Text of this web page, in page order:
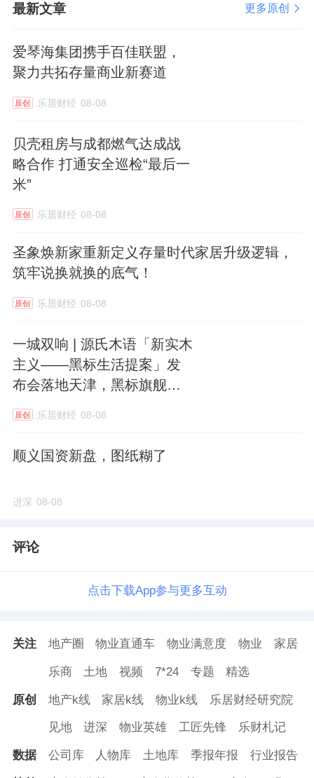
最新文章 更多原创
爱琴海集团携手百佳联盟，
聚力共拓存量商业新赛道
原创 乐居财经 08-08
贝壳租房与成都燃气达成战
略合作 打通安全巡检“最后一
米”
原创 乐居财经 08-08
圣象焕新家重新定义存量时代家居升级逻辑，
筑牢说换就换的底气！
原创 乐居财经 08-08
一城双响 | 源氏木语「新实木
主义——黑标生活提案」发
布会落地天津，黑标旗舰店
盛大启幕
原创 乐居财经 08-08
顺义国资新盘，图纸糊了
进深 08-08
评论
点击下载App参与更多互动
关注 地产圈 物业直通车 物业满意度 物业 家居
乐商 土地 视频 7*24 专题 精选
原创 地产k线 家居k线 物业k线 乐居财经研究院
见地 进深 物业英雄 工匠先锋 乐财札记
数据 公司库 人物库 土地库 季报年报 行业报告